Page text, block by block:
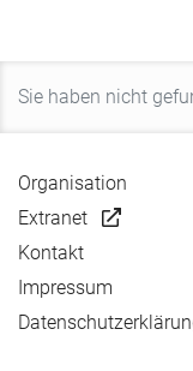
Organisation
Extranet
Kontakt
Impressum